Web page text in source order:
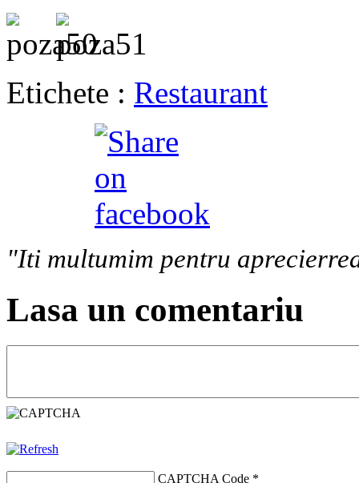
Etichete : Restaurant
"Iti multumim pentru
Lasa un comentariu
CAPTCHA Code *